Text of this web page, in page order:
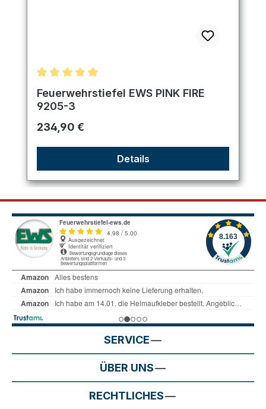
Durchschnittliche Bewertung von 5 von 5 Sternen
Feuerwehrstiefel EWS PINK FIRE
9205-3
Regulärer Preis:
234,90 €
Details
SERVICE
ÜBER UNS
RECHTLICHES